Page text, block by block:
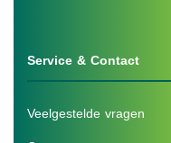
Service & Contact
Veelgestelde vragen